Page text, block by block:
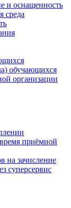
и оснащенность
среда
обучающихся
организации
приёмной
на зачисление
суперсервис